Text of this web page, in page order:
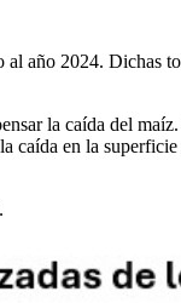
año 2024. Dichas
la caída del
caída en la